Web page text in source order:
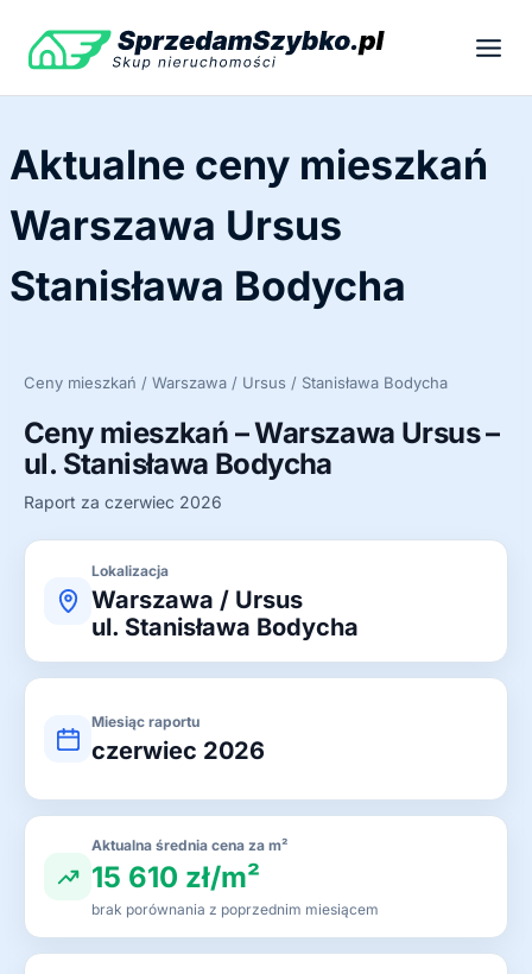
treści
Aktualne ceny mieszkań
Warszawa Ursus
Stanisława Bodycha
Ceny mieszkań / Warszawa / Ursus / Stanisława Bodycha
Ceny mieszkań – Warszawa Ursus –
ul. Stanisława Bodycha
Raport za czerwiec 2026
Lokalizacja
Warszawa / Ursus
ul. Stanisława Bodycha
Miesiąc raportu
czerwiec 2026
Aktualna średnia cena za m²
15 610 zł/m²
brak porównania z poprzednim miesiącem